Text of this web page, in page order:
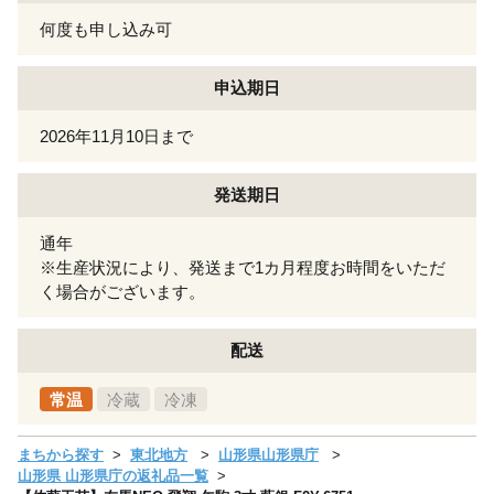
何度も申し込み可
申込期日
2026年11月10日まで
発送期日
通年
※生産状況により、発送まで1カ月程度お時間をいただ
く場合がございます。
配送
常温 冷蔵 冷凍
まちから探す 東北地方
山形県山形県庁
山形県 山形県庁の返礼品一覧